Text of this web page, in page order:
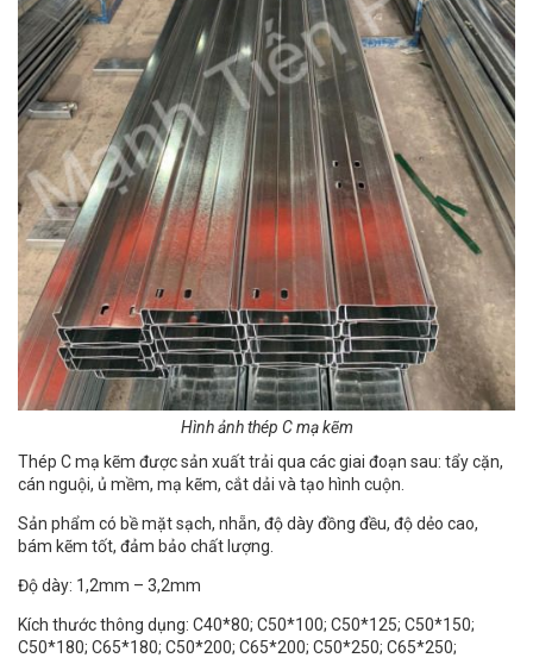
Hình ảnh thép C mạ kẽm
Thép C mạ kẽm được sản xuất trải qua các giai đoạn sau: tẩy cặn,
cán nguội, ủ mềm, mạ kẽm, cắt dải và tạo hình cuộn.
Sản phẩm có bề mặt sạch, nhẵn, độ dày đồng đều, độ dẻo cao,
bám kẽm tốt, đảm bảo chất lượng.
Độ dày: 1,2mm – 3,2mm
Kích thước thông dụng: C40*80; C50*100; C50*125; C50*150;
C50*180; C65*180; C50*200; C65*200; C50*250; C65*250;